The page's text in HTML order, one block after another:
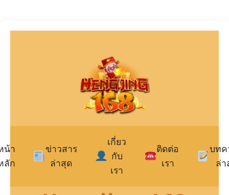
น้า
ลัก
ข่าวสาร
ล่าสุด
เกี่ยว
กับ
เรา
ติดต่อ
เรา
บทค
ล่